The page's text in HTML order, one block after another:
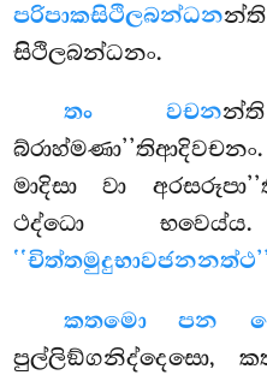
පරිපාකසිථිලබන්ධන
සිථිලබන්ධනං.
තං වචන
මාදිසා වා
ථද්ධො
කතමො පන
පුල්ලිඞ්ගනිද්දෙසො,